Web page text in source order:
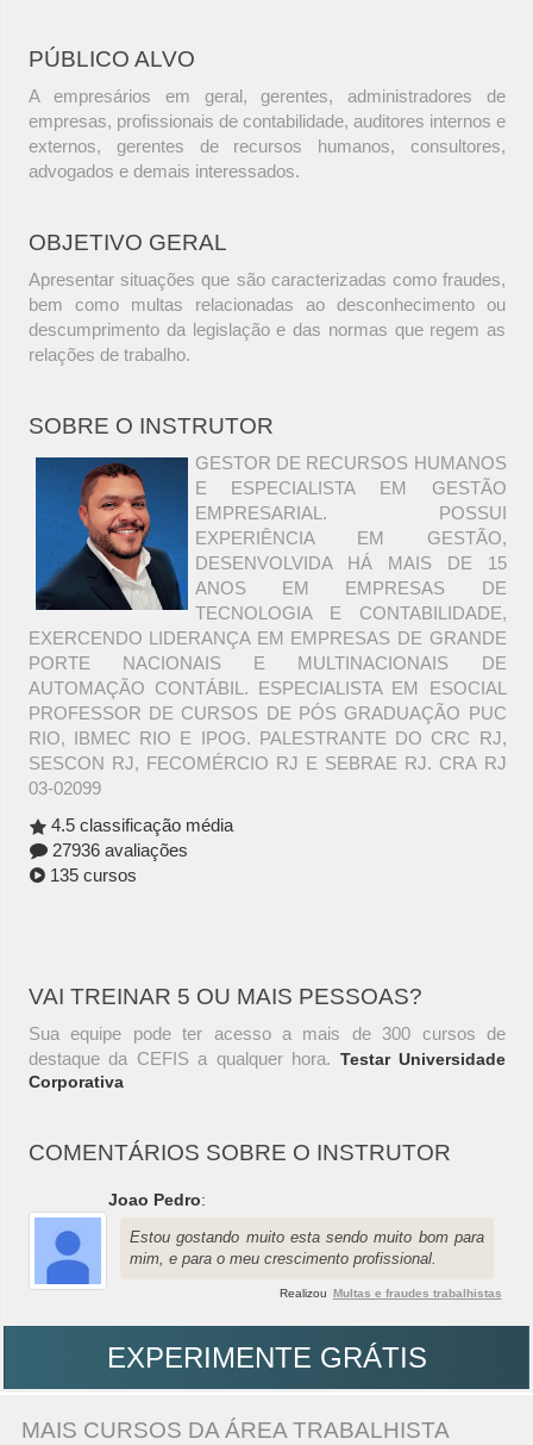
PÚBLICO ALVO
A empresários em geral, gerentes, administradores de
empresas, profissionais de contabilidade, auditores internos e
externos, gerentes de recursos humanos, consultores,
advogados e demais interessados.
OBJETIVO GERAL
Apresentar situações que são caracterizadas como fraudes,
bem como multas relacionadas ao desconhecimento ou
descumprimento da legislação e das normas que regem as
relações de trabalho.
SOBRE O INSTRUTOR
GESTOR DE RECURSOS HUMANOS
E ESPECIALISTA EM GESTÃO
EMPRESARIAL. POSSUI
EXPERIÊNCIA EM GESTÃO,
DESENVOLVIDA HÁ MAIS DE 15
ANOS EM EMPRESAS DE
TECNOLOGIA E CONTABILIDADE,
EXERCENDO LIDERANÇA EM EMPRESAS DE GRANDE
PORTE NACIONAIS E MULTINACIONAIS DE
AUTOMAÇÃO CONTÁBIL. ESPECIALISTA EM ESOCIAL
PROFESSOR DE CURSOS DE PÓS GRADUAÇÃO PUC
RIO, IBMEC RIO E IPOG. PALESTRANTE DO CRC RJ,
SESCON RJ, FECOMÉRCIO RJ E SEBRAE RJ. CRA RJ
03-02099
4.5 classificação média
27936 avaliações
135 cursos
VAI TREINAR 5 OU MAIS PESSOAS?
Sua equipe pode ter acesso a mais de 300 cursos de
destaque da CEFIS a qualquer hora. Testar Universidade
Corporativa
COMENTÁRIOS SOBRE O INSTRUTOR
Joao Pedro:
Estou gostando muito esta sendo muito bom para
mim, e para o meu crescimento profissional.
Realizou Multas e fraudes trabalhistas
EXPERIMENTE GRÁTIS
MAIS CURSOS DA ÁREA TRABALHISTA